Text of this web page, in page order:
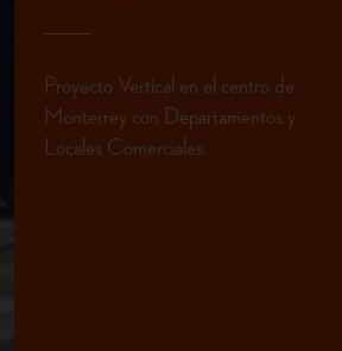
Proyecto Vertical en el centro de
Monterrey con Departamentos y
Locales Comerciales.